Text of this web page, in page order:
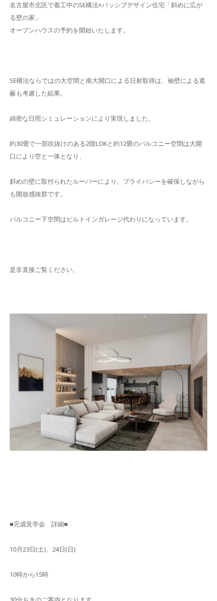
名古屋市北区で着工中のSE構法×パッシブデザイン住宅「斜めに広が
る壁の家」
オープンハウスの予約を開始いたします。
SE構法ならではの大空間と南大開口による日射取得は、袖壁による遮
蔽も考慮した結果。
綿密な日照シミュレーションにより実現しました。
約30畳で一部吹抜けのある2階LDKと約12畳のバルコニー空間は大開
口により空と一体となり、
斜めの壁に取付られたルーバーにより、プライバシーを確保しながら
も開放感抜群です。
バルコニー下空間はビルトインガレージ代わりになっています。
是非直接ご覧ください。
■完成見学会 詳細■
10月23日(土)、24日(日)
10時から15時